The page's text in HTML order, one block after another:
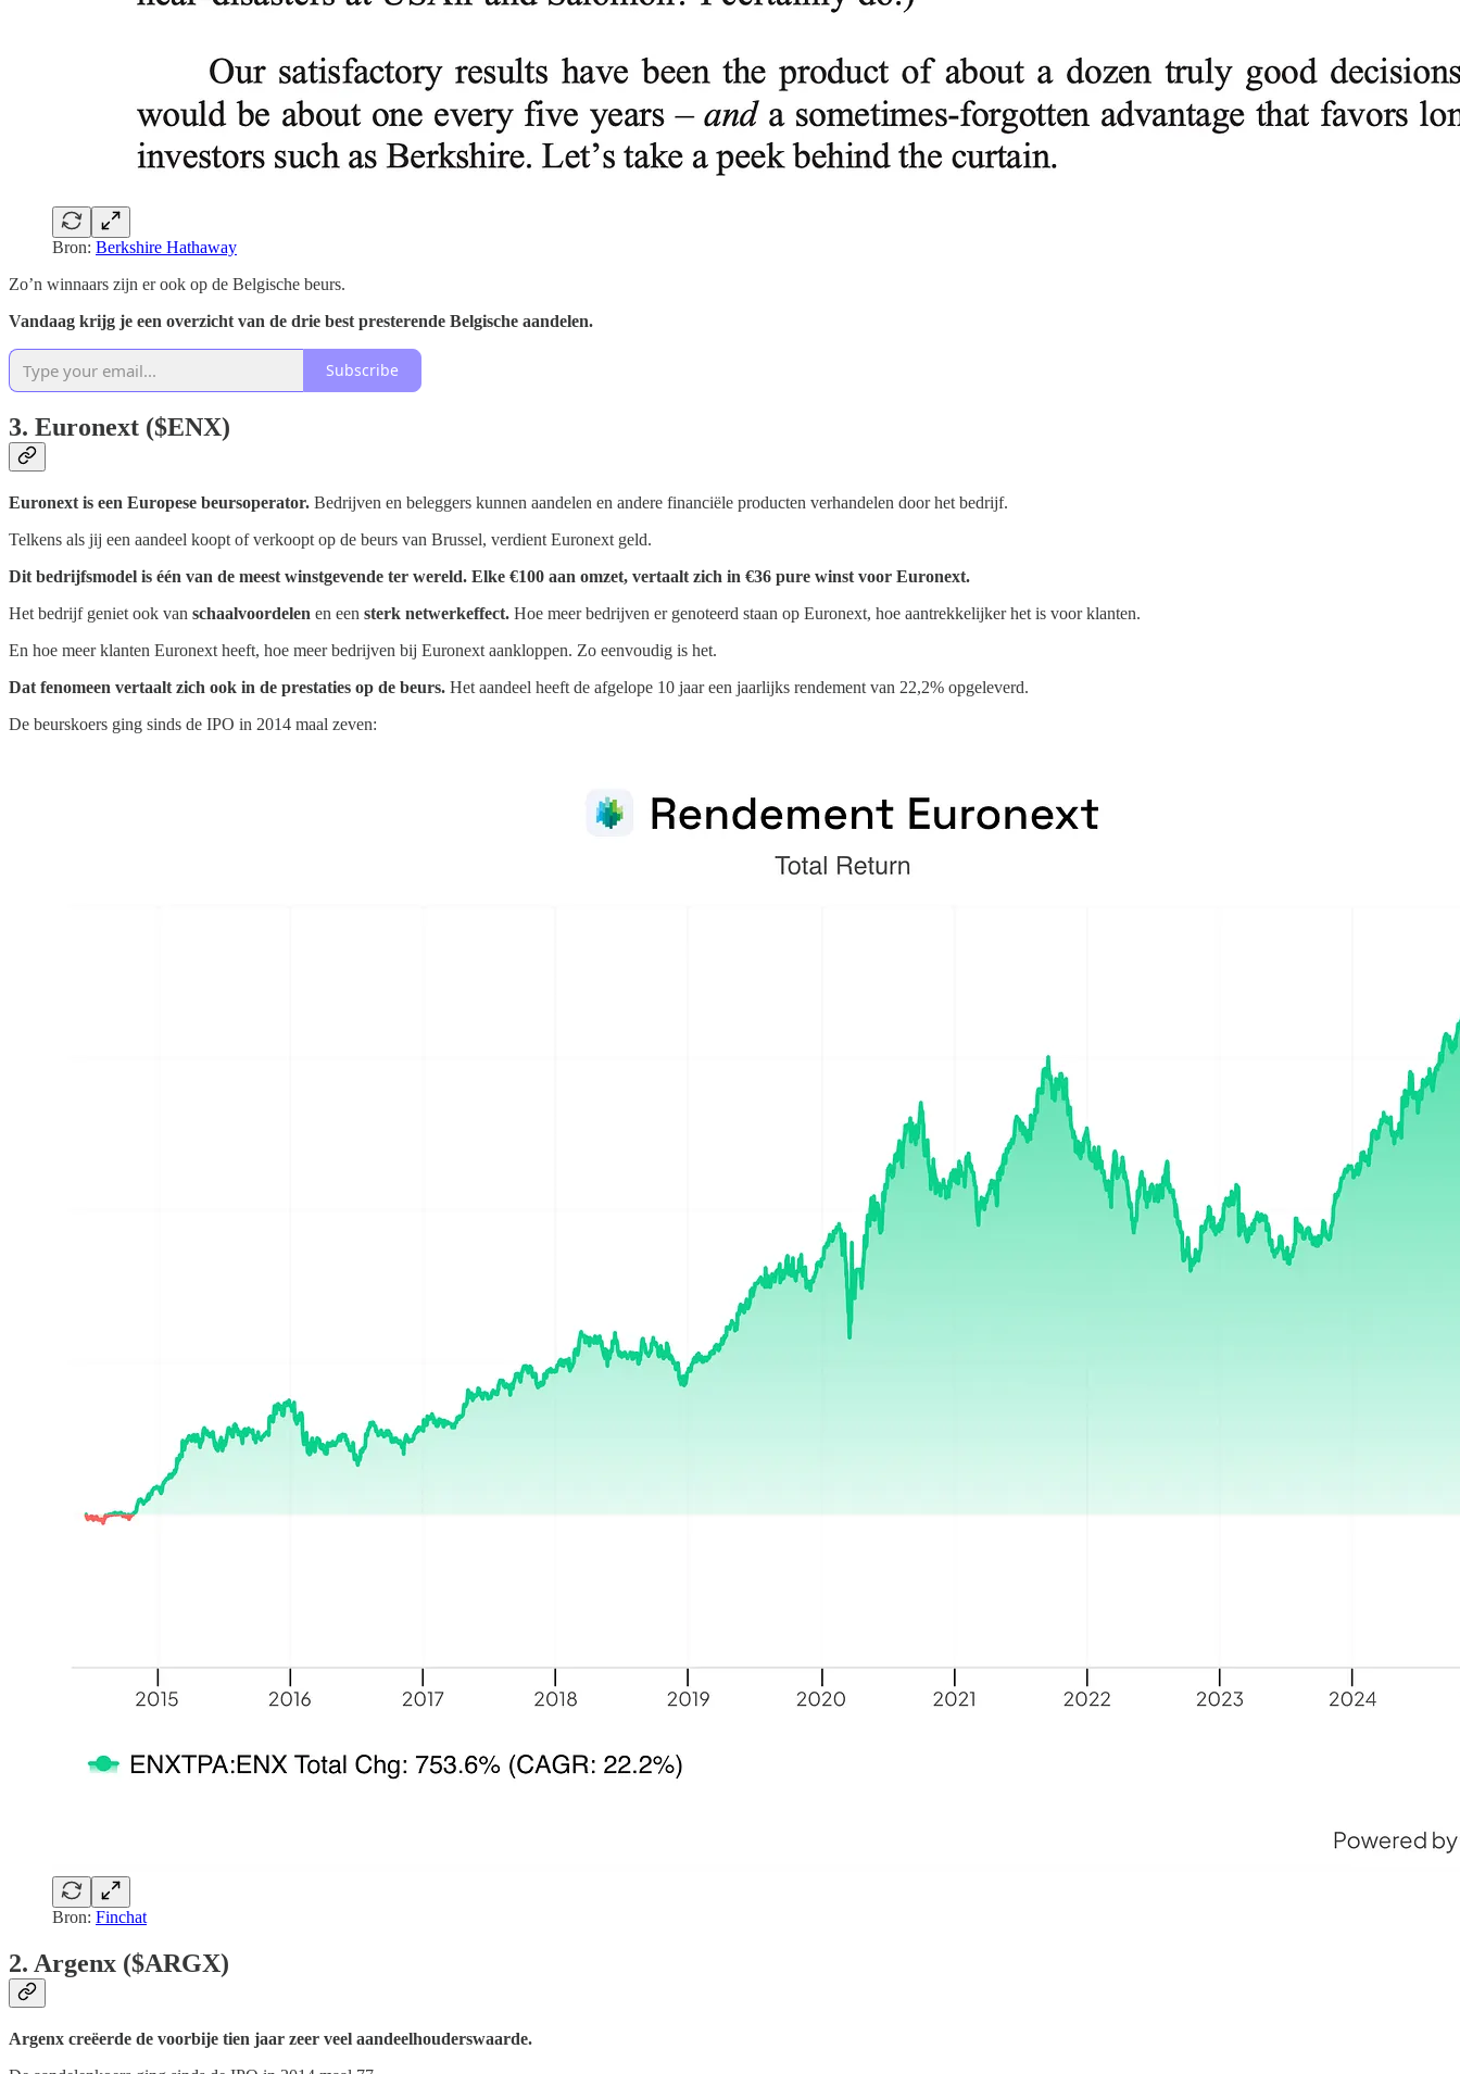
Bron: Berkshire Hathaway
Zo’n winnaars zijn er ook op de Belgische beurs.
Vandaag krijg je een overzicht van de drie best presterende Belgische aandelen.
Subscribe
3. Euronext ($ENX)
Euronext is een Europese beursoperator. Bedrijven en beleggers kunnen aandelen en andere financiële producten verhandelen door het bedrijf.
Telkens als jij een aandeel koopt of verkoopt op de beurs van Brussel, verdient Euronext geld.
Dit bedrijfsmodel is één van de meest winstgevende ter wereld. Elke €100 aan omzet, vertaalt zich in €36 pure winst voor Euronext.
Het bedrijf geniet ook van schaalvoordelen en een sterk netwerkeffect. Hoe meer bedrijven er genoteerd staan op Euronext, hoe aantrekkelijker het is voor klanten.
En hoe meer klanten Euronext heeft, hoe meer bedrijven bij Euronext aankloppen. Zo eenvoudig is het.
Dat fenomeen vertaalt zich ook in de prestaties op de beurs. Het aandeel heeft de afgelope 10 jaar een jaarlijks rendement van 22,2% opgeleverd.
De beurskoers ging sinds de IPO in 2014 maal zeven:
Bron: Finchat
2. Argenx ($ARGX)
Argenx creëerde de voorbije tien jaar zeer veel aandeelhouderswaarde.